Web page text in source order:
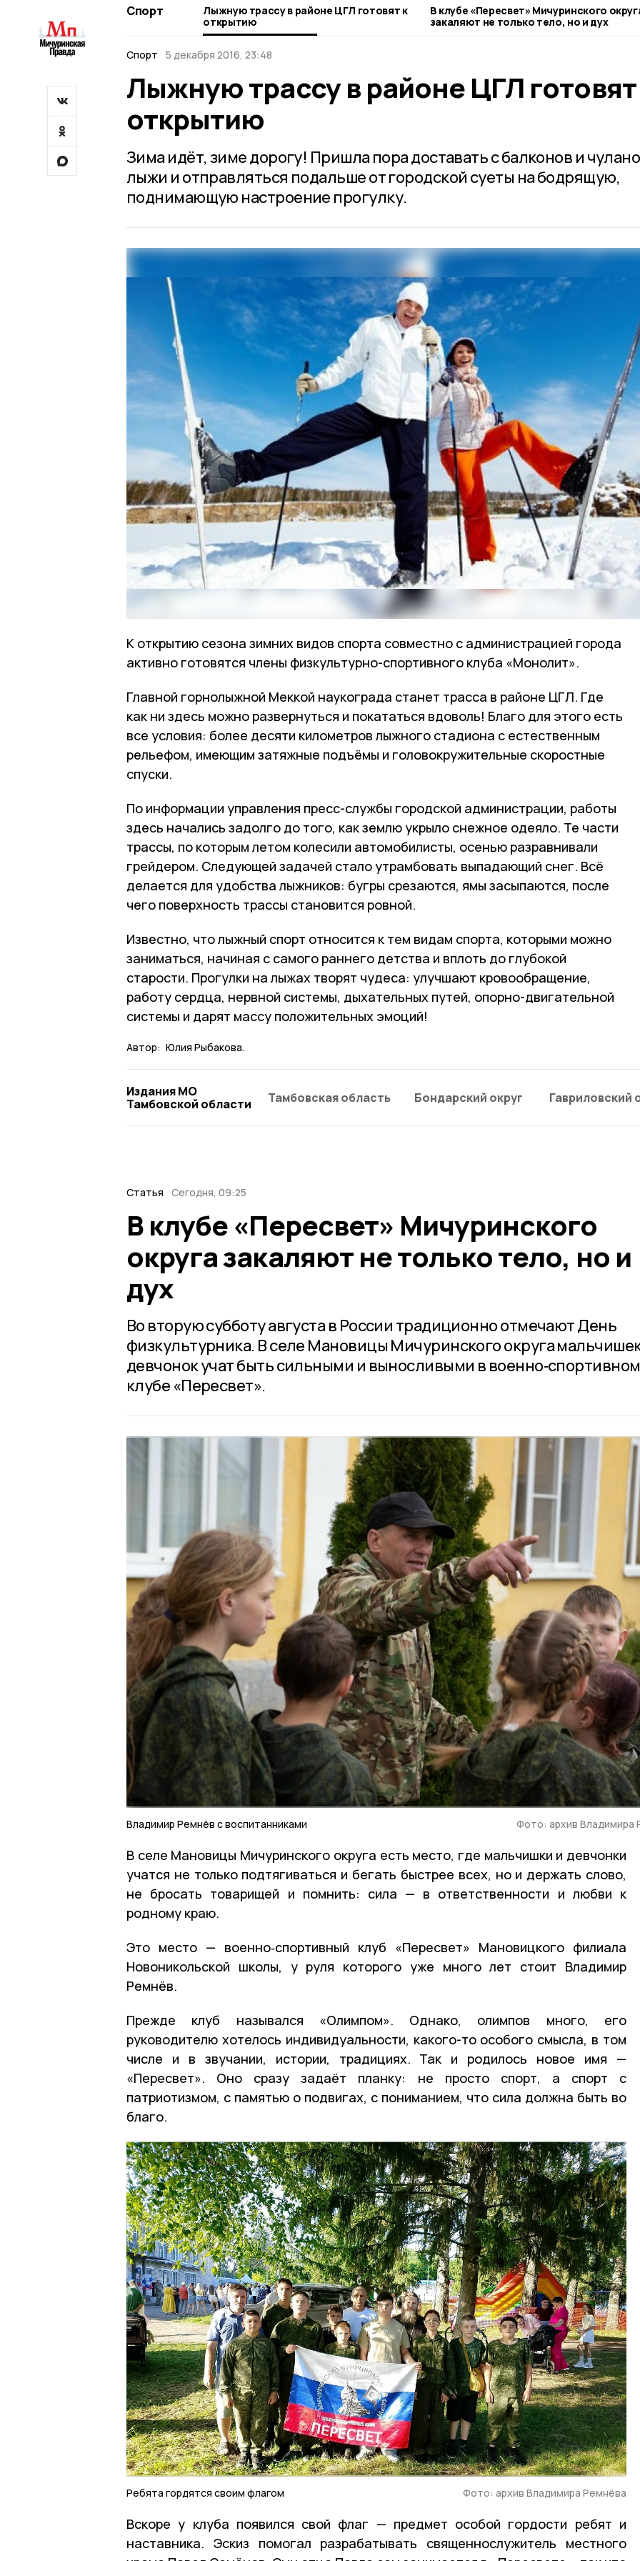
Спорт
Лыжную трассу в районе ЦГЛ готовят к
открытию
В клубе «Пересвет» Мичуринского
закаляют не только тело, но и дух
Спорт 5 декабря 2016, 23:48
Лыжную трассу в районе ЦГЛ готовят
открытию
Зима идёт, зиме дорогу! Пришла пора доставать с балконов и
лыжи и отправляться подальше от городской суеты на бодрящую,
поднимающую настроение прогулку.
К открытию сезона зимних видов спорта совместно с администрацией города
активно готовятся члены физкультурно-спортивного клуба «Монолит».
Главной горнолыжной Меккой наукограда станет трасса в районе ЦГЛ. Где
как ни здесь можно развернуться и покататься вдоволь! Благо для этого есть
все условия: более десяти километров лыжного стадиона с естественным
рельефом, имеющим затяжные подъёмы и головокружительные скоростные
спуски.
По информации управления пресс-службы городской администрации, работы
здесь начались задолго до того, как землю укрыло снежное одеяло. Те части
трассы, по которым летом колесили автомобилисты, осенью разравнивали
грейдером. Следующей задачей стало утрамбовать выпадающий снег. Всё
делается для удобства лыжников: бугры срезаются, ямы засыпаются, после
чего поверхность трассы становится ровной.
Известно, что лыжный спорт относится к тем видам спорта, которыми можно
заниматься, начиная с самого раннего детства и вплоть до глубокой
старости. Прогулки на лыжах творят чудеса: улучшают кровообращение,
работу сердца, нервной системы, дыхательных путей, опорно-двигательной
системы и дарят массу положительных эмоций!
Автор: Юлия Рыбакова.
Издания МО
Тамбовской области
Тамбовская область Бондарский округ Гавриловский
Статья Сегодня, 09:25
В клубе «Пересвет» Мичуринского
округа закаляют не только тело, но и
дух
Во вторую субботу августа в России традиционно отмечают День
физкультурника. В селе Мановицы Мичуринского округа
девчонок учат быть сильными и выносливыми в военно‑спортивном
клубе «Пересвет».
Владимир Ремнёв с воспитанниками Фото: архив Владимира
В селе Мановицы Мичуринского округа есть место, где мальчишки и девчонки
учатся не только подтягиваться и бегать быстрее всех, но и держать слово,
не бросать товарищей и помнить: сила — в ответственности и любви к
родному краю.
Это место — военно‑спортивный клуб «Пересвет» Мановицкого филиала
Новоникольской школы, у руля которого уже много лет стоит Владимир
Ремнёв.
Прежде клуб назывался «Олимпом». Однако, олимпов много, его
руководителю хотелось индивидуальности, какого-то особого смысла, в том
числе и в звучании, истории, традициях. Так и родилось новое имя —
«Пересвет». Оно сразу задаёт планку: не просто спорт, а спорт с
патриотизмом, с памятью о подвигах, с пониманием, что сила должна быть во
благо.
Ребята гордятся своим флагом Фото: архив Владимира Ремнёва
Вскоре у клуба появился свой флаг — предмет особой гордости ребят и
наставника. Эскиз помогал разрабатывать священнослужитель местного